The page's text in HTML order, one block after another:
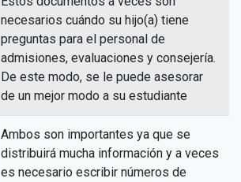
necesarios cuándo su hijo(a) tiene
preguntas para el personal de
admisiones, evaluaciones y consejería.
De este modo, se le puede asesorar
de un mejor modo a su estudiante
Ambos son importantes ya que se
distribuirá mucha información y a veces
es necesario escribir números de